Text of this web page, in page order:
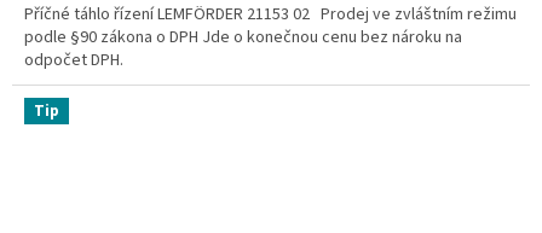
Příčné táhlo řízení LEMFÖRDER 21153 02 Prodej ve zvláštním režimu
podle §90 zákona o DPH Jde o konečnou cenu bez nároku na
odpočet DPH.
Tip